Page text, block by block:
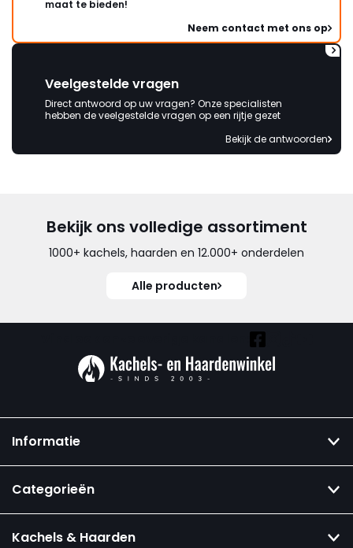
maat te bieden!
Neem contact met ons op
Veelgestelde vragen
Direct antwoord op uw vragen? Onze specialisten
hebben de veelgestelde vragen op een rijtje gezet
Bekijk de antwoorden
Bekijk ons volledige assortiment
1000+ kachels, haarden en 12.000+ onderdelen
Alle producten
Informatie
Categorieën
Kachels & Haarden